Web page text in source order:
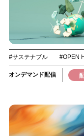
#サステナブル #OPEN
オンデマンド配信